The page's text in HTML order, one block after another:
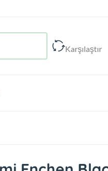
Karşılaştır